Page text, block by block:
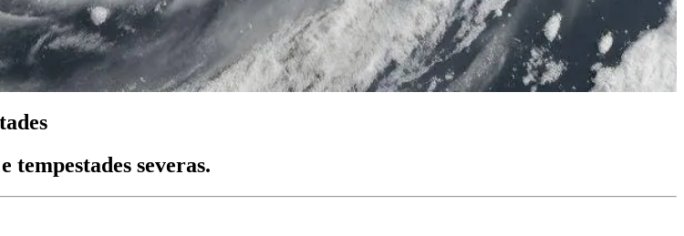
tempestades severas.